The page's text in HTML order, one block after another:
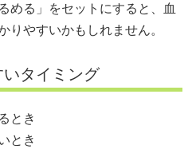
める」をセットにすると、血
りやすいかもしれません。
タイミング
とき
とき